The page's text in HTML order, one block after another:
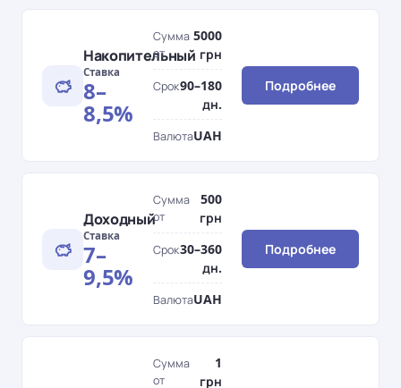
Накопительный
Ставка
8–
8,5%
Сумма
от
5000
грн
Срок90–180
дн.
ВалютаUAH
Подробнее
Доходный
Ставка
7–
9,5%
Сумма
от
500
грн
Срок30–360
дн.
ВалютаUAH
Подробнее
Сумма
от
1
грн